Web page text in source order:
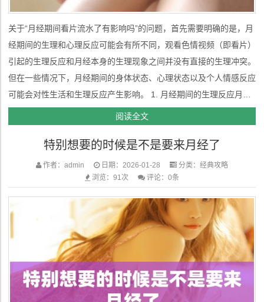
关于“月经期间看片流水了有影响吗”的问题，首先需要明确的是，月
经期间的生理和心理反应可能会有所不同，观看色情视频（即看片）
引起的生理反应和月经本身的生理现象之间并没有直接的生理冲突。
但在一些情况下，月经期间的身体状态、心理状态以及个人情感反应
可能会对性生活和生理反应产生影响。 1. 月经期间的生理反应月经
是女性正常生理周期的一部分，通常伴随有一系列的生理变化，如子
宫内膜脱落、阴道出血等。大多数女性在月经期间可能会经历一定程
度的不适...
阅读全文
特别想要的时候是不是要来月经了
作者：admin 日期：2026-01-28 分类： 经典攻略
浏览：91次
评论：0条